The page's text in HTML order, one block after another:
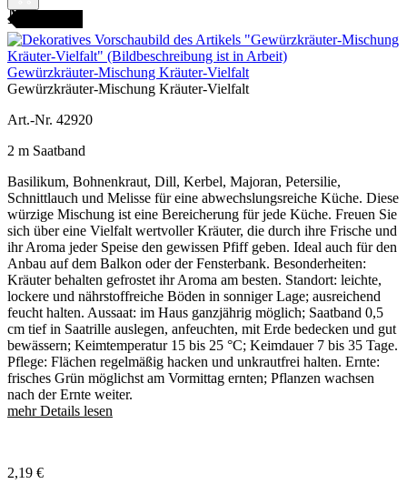
Gewürzkräuter-Mischung Kräuter-Vielfalt
Gewürzkräuter-Mischung Kräuter-Vielfalt
Art.-Nr. 42920
2 m Saatband
Basilikum, Bohnenkraut, Dill, Kerbel, Majoran, Petersilie,
Schnittlauch und Melisse für eine abwechslungsreiche Küche. Diese
würzige Mischung ist eine Bereicherung für jede Küche. Freuen Sie
sich über eine Vielfalt wertvoller Kräuter, die durch ihre Frische und
ihr Aroma jeder Speise den gewissen Pfiff geben. Ideal auch für den
Anbau auf dem Balkon oder der Fensterbank. Besonderheiten:
Kräuter behalten gefrostet ihr Aroma am besten. Standort: leichte,
lockere und nährstoffreiche Böden in sonniger Lage; ausreichend
feucht halten. Aussaat: im Haus ganzjährig möglich; Saatband 0,5
cm tief in Saatrille auslegen, anfeuchten, mit Erde bedecken und gut
bewässern; Keimtemperatur 15 bis 25 °C; Keimdauer 7 bis 35 Tage.
Pflege: Flächen regelmäßig hacken und unkrautfrei halten. Ernte:
frisches Grün möglichst am Vormittag ernten; Pflanzen wachsen
nach der Ernte weiter.
mehr Details lesen
2,19 €